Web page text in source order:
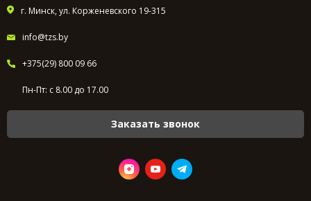
г. Минск, ул. Корженевского 19-315
info@tzs.by
+375(29) 800 09 66
Пн-Пт: с 8.00 до 17.00
Заказать звонок